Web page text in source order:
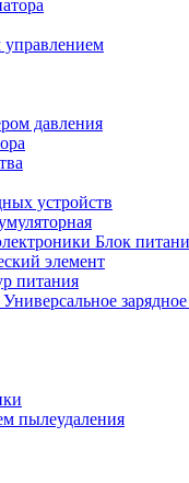
управлением
давления
устройств
Блок
элемент
питания
Универсальное
пылеудаления